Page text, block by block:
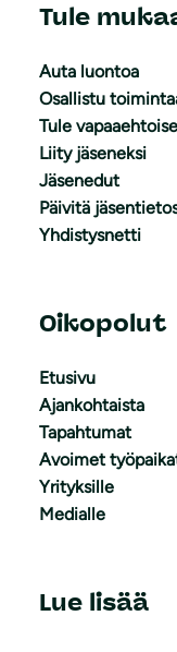
Tule
Auta luontoa
Osallistu
Tule
Liity jäseneksi
Jäsenedut
Päivitä
Yhdistysnetti
Oikopolut
Etusivu
Ajankohtaista
Tapahtumat
Avoimet
Yrityksille
Medialle
Lue lisää